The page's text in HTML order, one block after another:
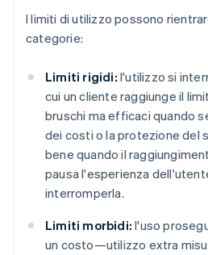
I limiti di utilizzo possono
categorie:
Limiti rigidi: l'utilizzo si
cui un cliente raggiunge il
bruschi ma efficaci quando
dei costi o la protezione del
bene quando il
pausa l'esperienza
interromperla.
Limiti morbidi: l'uso
un costo—utilizzo extra